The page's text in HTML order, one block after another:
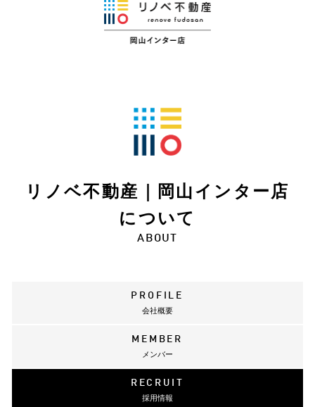
リノベ不動産｜岡山インター店
について
ABOUT
PROFILE
会社概要
MEMBER
メンバー
RECRUIT
採用情報